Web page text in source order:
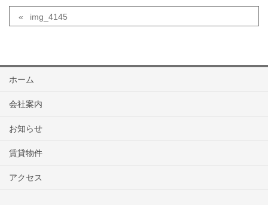
img_4145
ホーム
会社案内
お知らせ
賃貸物件
アクセス